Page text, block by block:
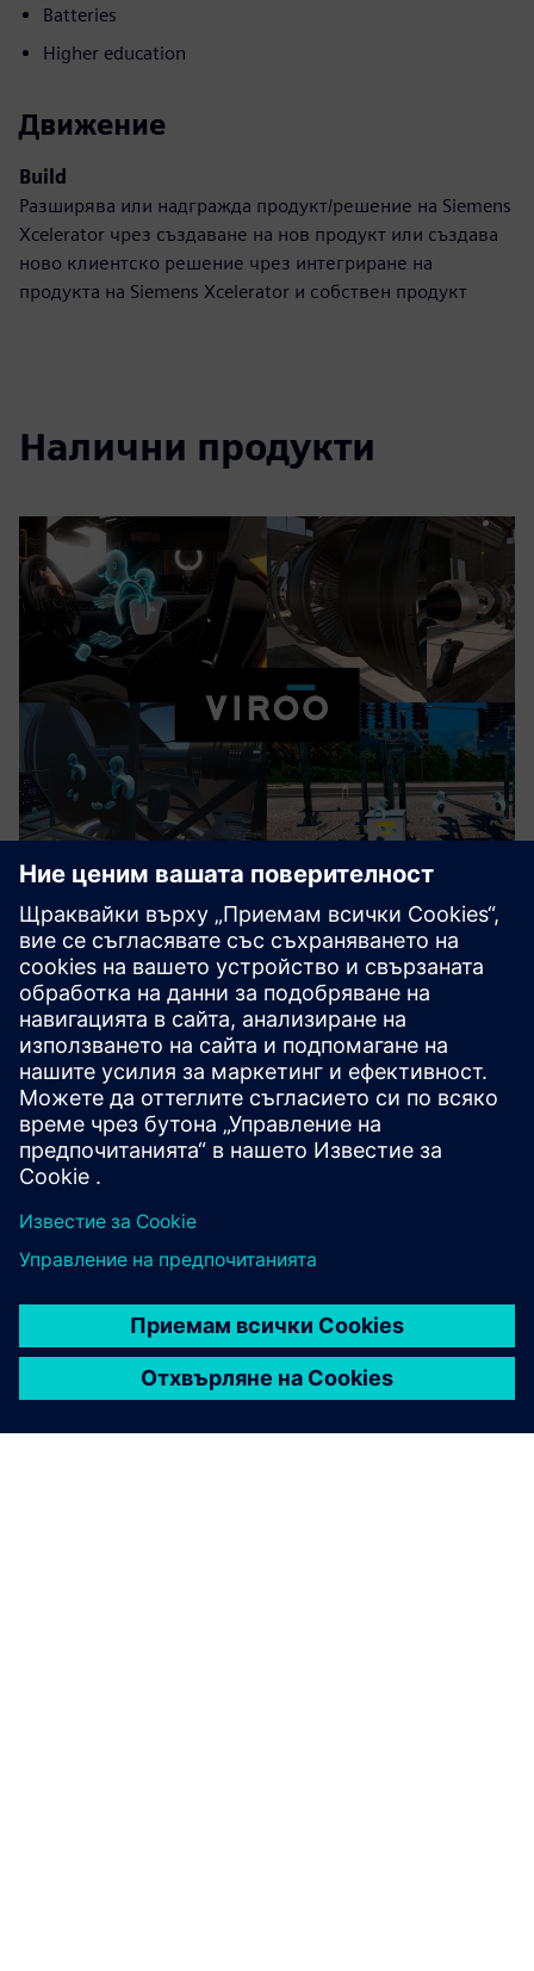
Batteries
Higher education
Движение
Build
Разширява или надгражда продукт/решение на Siemens
Xcelerator чрез създаване на нов продукт или създава
ново клиентско решение чрез интегриране на
продукта на Siemens Xcelerator и собствен продукт
Налични продукти
VIROO® VR PLATFORM
С VIROO® всичко в едно VR платформа за
индустриални корпорации можете да ускорите PLM
чрез изясняване на сложни данни и идеи и
оптимизиране на процесите на проектиране,
инженерство и симулация, като използвате
пълномащабни съвмест...
Научете повече